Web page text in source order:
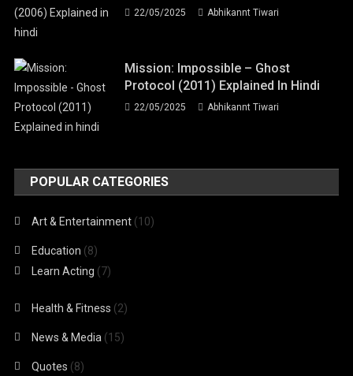
22/05/2025 Abhikannt Tiwari
Mission: Impossible – Ghost
Protocol (2011) Explained In Hindi
22/05/2025 Abhikannt Tiwari
POPULAR CATEGORIES
Art & Entertainment (10)
Education (8)
Learn Acting (7)
Health & Fitness (2)
News & Media (15)
Quotes (8)